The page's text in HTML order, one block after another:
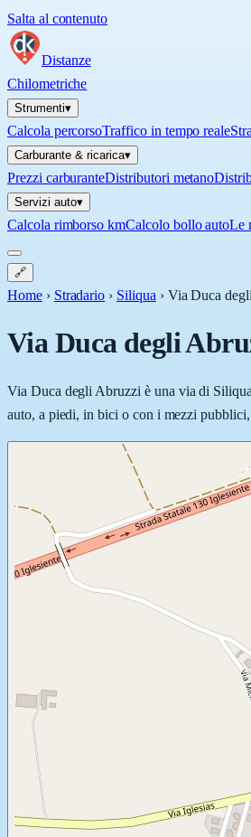
Salta al contenuto
Distanze
Chilometriche
Strumenti▾
Calcola percorsoTraffico in tempo reale
Carburante & ricarica▾
Prezzi carburanteDistributori metano
Servizi auto▾
Calcola rimborso kmCalcolo bollo autoLe
🔗
Home › Stradario › Siliqua › Via Duca
Via Duca degli
Via Duca degli Abruzzi è una via di
auto, a piedi, in bici o con i mezzi